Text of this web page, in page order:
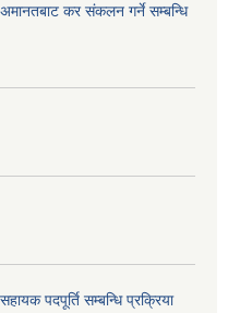
अमानतबाट कर संकलन गर्ने सम्बन्धि
पदपूर्ति सम्बन्धि प्रक्रिया